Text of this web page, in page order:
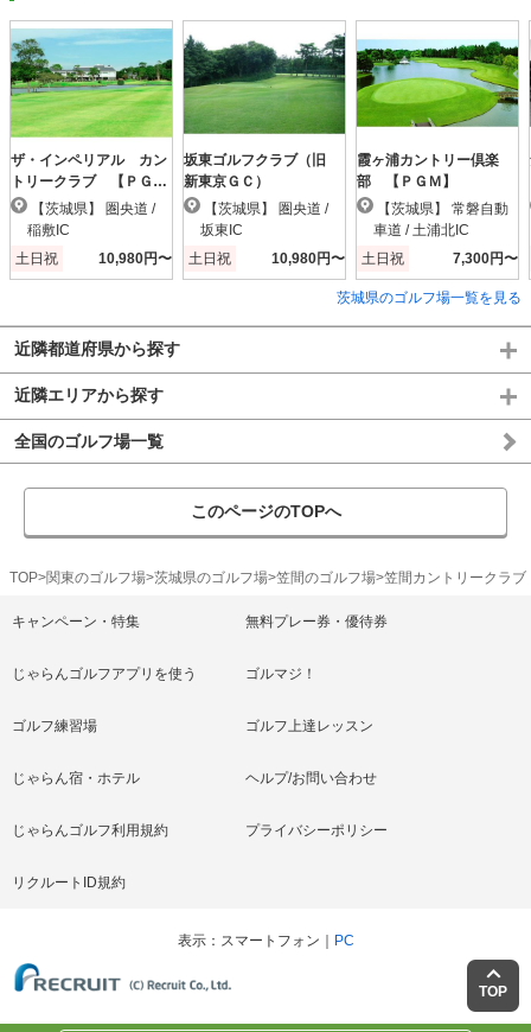
ザ・インペリアル カン
トリークラブ 【ＰＧ
Ｍ】
稲敷IC
土日祝
10,980円〜
坂東ゴルフクラブ（旧
新東京ＧＣ）
坂東IC
土日祝
10,980円〜
霞ヶ浦カントリー倶楽
部 【ＰＧＭ】
車道 / 土浦北IC
土日祝
7,300円〜
茨城県のゴルフ場一覧を見る
TOP
近隣都道府県から探す
近隣エリアから探す
全国のゴルフ場一覧
このページのTOPへ
TOP 関東のゴルフ場 茨城県のゴルフ場 笠間のゴルフ場 笠間カントリークラ
キャンペーン・特集 無料プレー券・優待券
じゃらんゴルフアプリを使う ゴルマジ！
ゴルフ練習場 ゴルフ上達レッスン
じゃらん宿・ホテル ヘルプ/お問い合わせ
じゃらんゴルフ利用規約 プライバシーポリシー
リクルートID規約
表示 スマートフォン PC